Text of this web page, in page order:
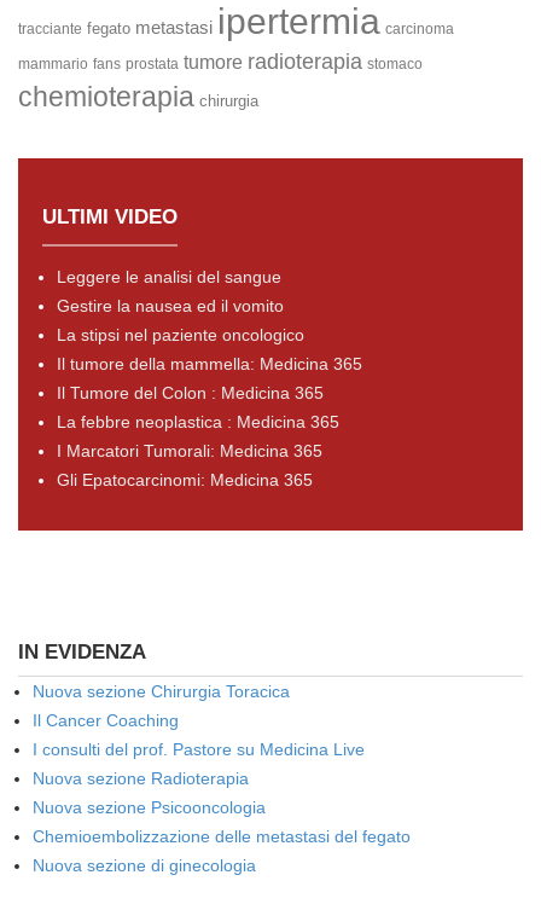
tracciante fegato metastasi ipertermia carcinoma
mammario fans prostata tumore radioterapia stomaco
chemioterapia chirurgia
ULTIMI VIDEO
Leggere le analisi del sangue
Gestire la nausea ed il vomito
La stipsi nel paziente oncologico
Il tumore della mammella: Medicina 365
Il Tumore del Colon : Medicina 365
La febbre neoplastica : Medicina 365
I Marcatori Tumorali: Medicina 365
Gli Epatocarcinomi: Medicina 365
IN EVIDENZA
Nuova sezione Chirurgia Toracica
Il Cancer Coaching
I consulti del prof. Pastore su Medicina Live
Nuova sezione Radioterapia
Nuova sezione Psicooncologia
Chemioembolizzazione delle metastasi del fegato
Nuova sezione di ginecologia